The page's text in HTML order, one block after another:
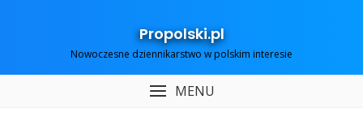
Propolski.pl
Nowoczesne dziennikarstwo w polskim interesie
MENU